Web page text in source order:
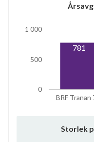
11
lägenheter
BRF Tranan
0
500
1 000
781
Storlek